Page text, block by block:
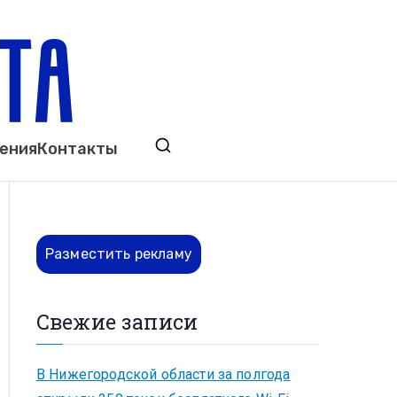
Выкса. Муром. Кулебаки. Навашино,
Контакты
Разместить рекламу
Свежие записи
В Нижегородской области за полгода